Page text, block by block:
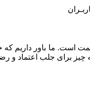
ما باور داریم که
چیز برای جلب اعتماد